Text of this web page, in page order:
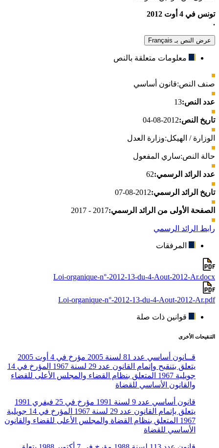
تونس في 4 أوت 2012
.
عرض النص بـ Français
معلومات متعلقة بالنص
صنف النص:قانون أساسي
عدد النص:13
تاريخ النص:2012-08-04
الوزارة / الهيكل:وزارة العدل
حالة النص:ساري المفعول
عدد الرائد الرسمي:62
تاريخ الرائد الرسمي:2012-08-07
الصفحة الأولى من الرائد الرسمي:2017 - 2017
رابط الرائد الرسمي
المرفقات
Loi-organique-n°-2012-13-du-4-Aout-2012-Ar.docx
Loi-organique-n°-2012-13-du-4-Aout-2012-Ar.pdf
قوانين ذات صلة
التنقيحات الأخرى
قــانون أساسي عدد 81 لسنة 2005 مؤرخ في 4 أوت 2005
يتعلق بتنقيح وإتمام القانون عدد 29 لسنة 1967 المؤرخ في 14
جويلية 1967 المتعلق بنظام القضاء والمجلس الأعلى للقضاء
والقانون الأساسي للقضاة
قانون أساسي عدد 9 لسنة 1991 مؤرخ في 25 فيفري 1991
يتعلق بإتمام القانون عدد 29 لسنة 1967 المؤرخ في 14 جويلية
1967 المتعلق بنظام القضاة والمجلس الأعلى للقضاء والقانون
الأساسي للقضاة